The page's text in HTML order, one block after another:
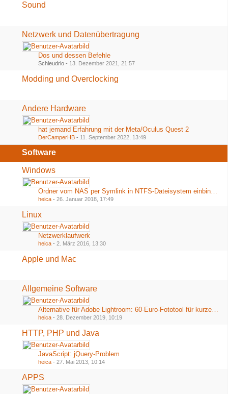
Sound
Netzwerk und Datenübertragung
Dos und dessen Befehle
Schleudrio - 13. Dezember 2021, 21:57
Modding und Overclocking
Andere Hardware
hat jemand Erfahrung mit der Meta/Oculus Quest 2
DerCamperHB - 11. September 2022, 13:49
Software
Windows
Ordner vom NAS per Symlink in NTFS-Dateisystem einbinden
heica - 26. Januar 2018, 17:49
Linux
Netzwerklaufwerk
heica - 2. März 2016, 13:30
Apple und Mac
Allgemeine Software
Alternative für Adobe Lightroom: 60-Euro-Fototool für kurze Zeit völlig kostenlos
heica - 28. Dezember 2019, 10:19
HTTP, PHP und Java
JavaScript: jQuery-Problem
heica - 27. Mai 2013, 10:14
APPS